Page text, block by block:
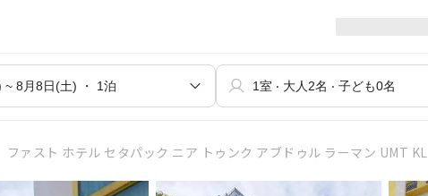
ファスト ホテル セタパック ニア トゥンク アブドゥル ラーマン UMT KL